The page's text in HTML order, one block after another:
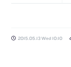
2015.05.13 Wed 10:10